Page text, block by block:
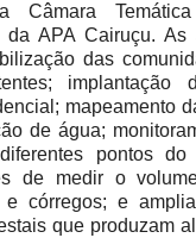
Câmara
da APA Cairuçu.
das
implantação
mapeamento
de água;
pontos
de medir o
córregos; e
que produzam